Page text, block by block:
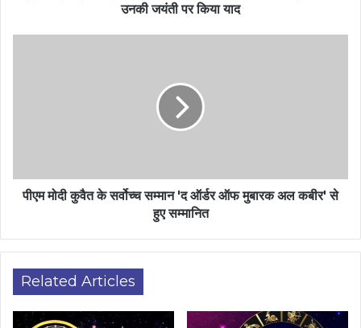
उनकी जयंती पर किया याद
पीएम मोदी कुवैत के सर्वोच्च सम्मान 'द ऑर्डर ऑफ मुबारक अल कबीर' से
हुए सम्मानित
Related Articles